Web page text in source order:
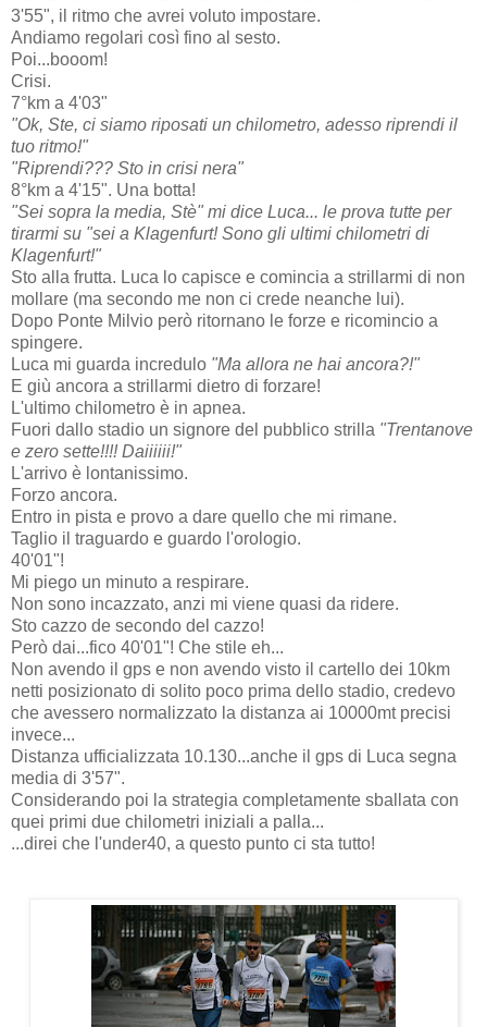
3'55", il ritmo che avrei voluto impostare.
Andiamo regolari così fino al sesto.
Poi...booom!
Crisi.
7°km a 4'03"
"Ok, Ste, ci siamo riposati un chilometro, adesso riprendi il
tuo ritmo!"
"Riprendi??? Sto in crisi nera"
8°km a 4'15". Una botta!
"Sei sopra la media, Stè" mi dice Luca... le prova tutte per
tirarmi su "sei a Klagenfurt! Sono gli ultimi chilometri di
Klagenfurt!"
Sto alla frutta. Luca lo capisce e comincia a strillarmi di non
mollare (ma secondo me non ci crede neanche lui).
Dopo Ponte Milvio però ritornano le forze e ricomincio a
spingere.
Luca mi guarda incredulo "Ma allora ne hai ancora?!"
E giù ancora a strillarmi dietro di forzare!
L'ultimo chilometro è in apnea.
Fuori dallo stadio un signore del pubblico strilla "Trentanove
e zero sette!!!! Daiiiiii!"
L'arrivo è lontanissimo.
Forzo ancora.
Entro in pista e provo a dare quello che mi rimane.
Taglio il traguardo e guardo l'orologio.
40'01"!
Mi piego un minuto a respirare.
Non sono incazzato, anzi mi viene quasi da ridere.
Sto cazzo de secondo del cazzo!
Però dai...fico 40'01"! Che stile eh...
Non avendo il gps e non avendo visto il cartello dei 10km
netti posizionato di solito poco prima dello stadio, credevo
che avessero normalizzato la distanza ai 10000mt precisi
invece...
Distanza ufficializzata 10.130...anche il gps di Luca segna
media di 3'57".
Considerando poi la strategia completamente sballata con
quei primi due chilometri iniziali a palla...
...direi che l'under40, a questo punto ci sta tutto!